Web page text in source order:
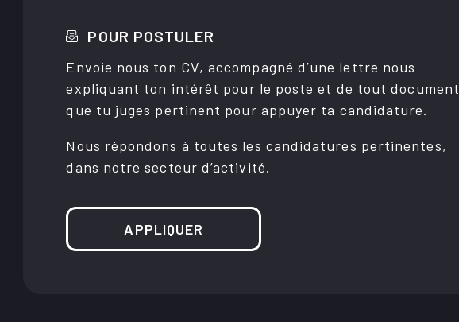
POUR POSTULER
Envoie nous ton CV, accom­­pa­­gné d’une lettre nous
expliquant ton inté­­rêt pour le poste et de tout docu­­ment
que tu juges perti­nent pour appuyer ta candi­­da­­ture.
Nous répon­­dons à toutes les candi­­da­­tures perti­­nentes,
dans notre secteur d’ac­­ti­­vité.
APPLIQUER